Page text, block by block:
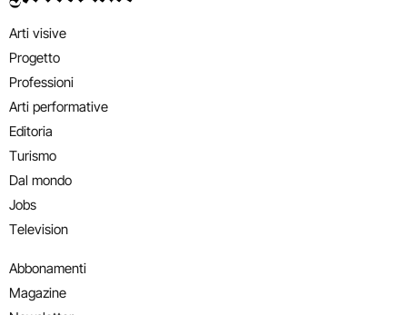
Arti visive
Progetto
Professioni
Arti performative
Editoria
Turismo
Dal mondo
Jobs
Television
Abbonamenti
Magazine